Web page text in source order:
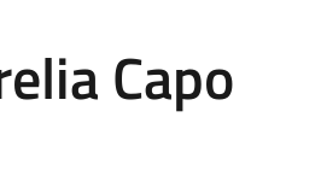
Capo